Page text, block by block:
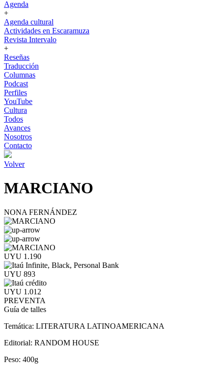
Agenda
+
Agenda cultural
Actividades en Escaramuza
Revista Intervalo
+
Reseñas
Traducción
Columnas
Podcast
Perfiles
YouTube
Cultura
Todos
Avances
Nosotros
Contacto
Volver
MARCIANO
NONA FERNÁNDEZ
UYU 1.190
UYU 893
UYU 1.012
PREVENTA
Guía de talles
Temática: LITERATURA LATINOAMERICANA
Editorial: RANDOM HOUSE
Peso: 400g